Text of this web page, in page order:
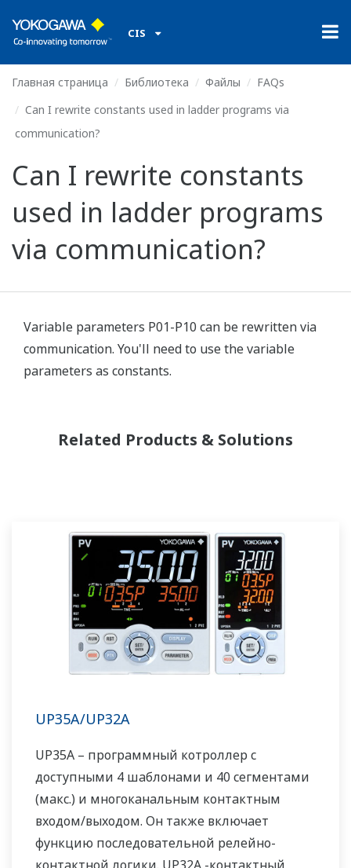
CIS
Главная страница Библиотека Файлы
FAQs
Can I rewrite constants used in ladder programs via
communication?
Can I rewrite constants
used in ladder programs
via communication?
Variable parameters P01-P10 can be rewritten via
communication. You'll need to use the variable
parameters as constants.
Related Products & Solutions
UP35A/UP32A
UP35A – программный котроллер с
доступными 4 шаблонами и 40 сегментами
(макс.) и многоканальным контактным
входом/выходом. Он также включает
функцию последовательной релейно-